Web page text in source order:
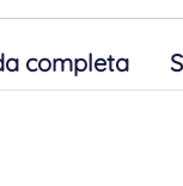
completa